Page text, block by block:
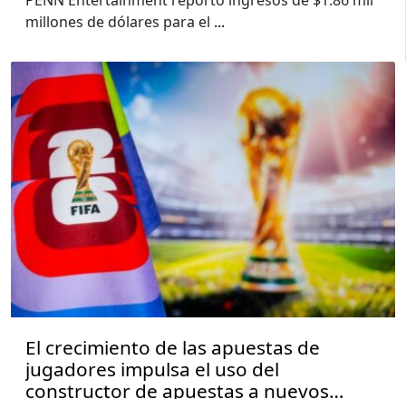
millones de dólares para el ...
El crecimiento de las apuestas de
jugadores impulsa el uso del
constructor de apuestas a nuevos